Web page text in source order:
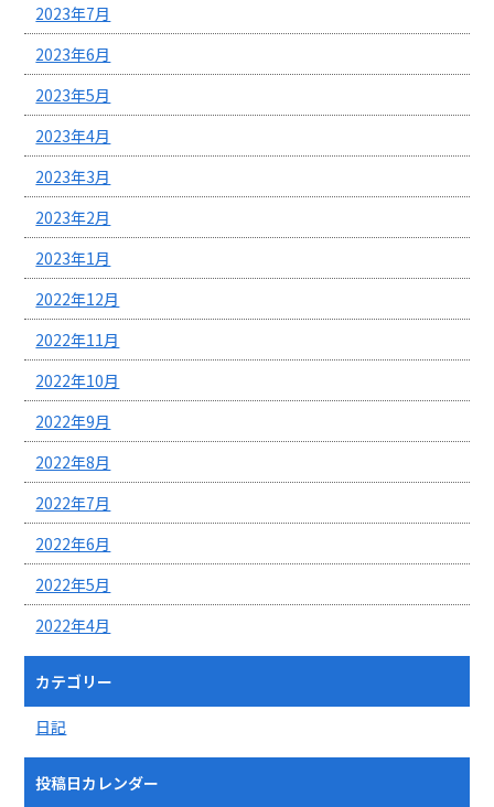
2023年7月
2023年6月
2023年5月
2023年4月
2023年3月
2023年2月
2023年1月
2022年12月
2022年11月
2022年10月
2022年9月
2022年8月
2022年7月
2022年6月
2022年5月
2022年4月
カテゴリー
日記
投稿日カレンダー